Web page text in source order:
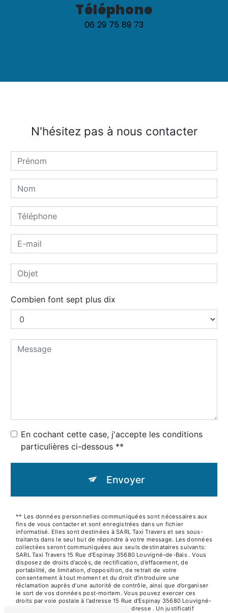
Téléphone
06 29 75 89 73
N'hésitez pas à nous contacter
Combien font sept plus dix
En cochant cette case, j'accepte les conditions
particulières ci-dessous **
Envoyer
** Les données personnelles communiquées sont nécessaires aux
fins de vous contacter et sont enregistrées dans un fichier
informatisé. Elles sont destinées à SARL Taxi Travers et ses sous-
traitants dans le seul but de répondre à votre message. Les données
collectées seront communiquées aux seuls destinataires suivants:
SARL Taxi Travers 15 Rue d'Espinay 35680 Louvigné-de-Bais . Vous
disposez de droits d’accès, de rectification, d’effacement, de
portabilité, de limitation, d’opposition, de retrait de votre
consentement à tout moment et du droit d’introduire une
réclamation auprès d’une autorité de contrôle, ainsi que d’organiser
le sort de vos données post-mortem. Vous pouvez exercer ces
droits par voie postale à l'adresse 15 Rue d'Espinay 35680 Louvigné-
de-Bais ou par courrier électronique à l'adresse . Un justificatif